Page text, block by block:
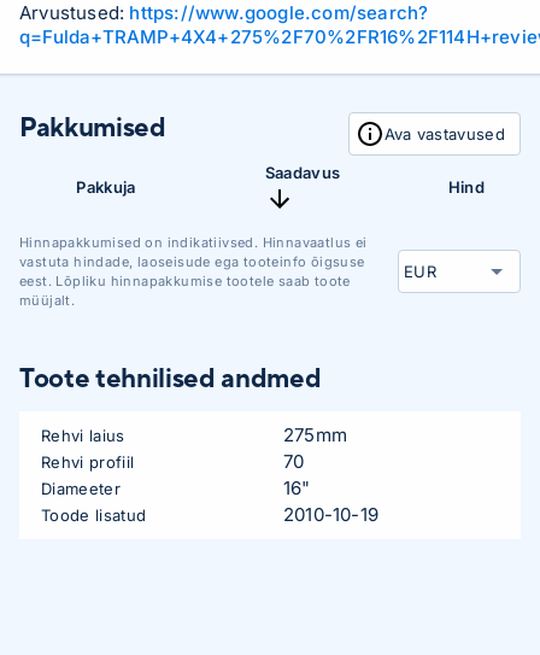
Arvustused: https://www.google.com/search?
Pakkumised Ava vastavused
Pakkuja
Saadavus
Hind
Hinnapakkumised on indikatiivsed. Hinnavaatlus ei
vastuta hindade, laoseisude ega tooteinfo õigsuse
eest. Lõpliku hinnapakkumise tootele saab toote
müüjalt.
Toote tehnilised andmed
Rehvi laius 275mm
Rehvi profiil 70
Diameeter 16"
Toode lisatud 2010-10-19